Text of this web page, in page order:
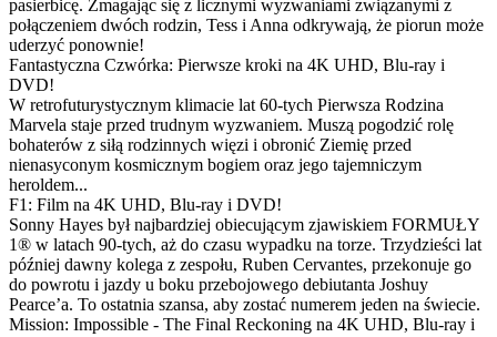
pasierbicę. Zmagając się z licznymi wyzwaniami związanymi z
połączeniem dwóch rodzin, Tess i Anna odkrywają, że piorun może
uderzyć ponownie!
Fantastyczna Czwórka: Pierwsze kroki na 4K UHD, Blu-ray i
DVD!
W retrofuturystycznym klimacie lat 60-tych Pierwsza Rodzina
Marvela staje przed trudnym wyzwaniem. Muszą pogodzić rolę
bohaterów z siłą rodzinnych więzi i obronić Ziemię przed
nienasyconym kosmicznym bogiem oraz jego tajemniczym
heroldem...
F1: Film na 4K UHD, Blu-ray i DVD!
Sonny Hayes był najbardziej obiecującym zjawiskiem FORMUŁY
1® w latach 90-tych, aż do czasu wypadku na torze. Trzydzieści lat
później dawny kolega z zespołu, Ruben Cervantes, przekonuje go
do powrotu i jazdy u boku przebojowego debiutanta Joshuy
Pearce’a. To ostatnia szansa, aby zostać numerem jeden na świecie.
Mission: Impossible - The Final Reckoning na 4K UHD, Blu-ray i